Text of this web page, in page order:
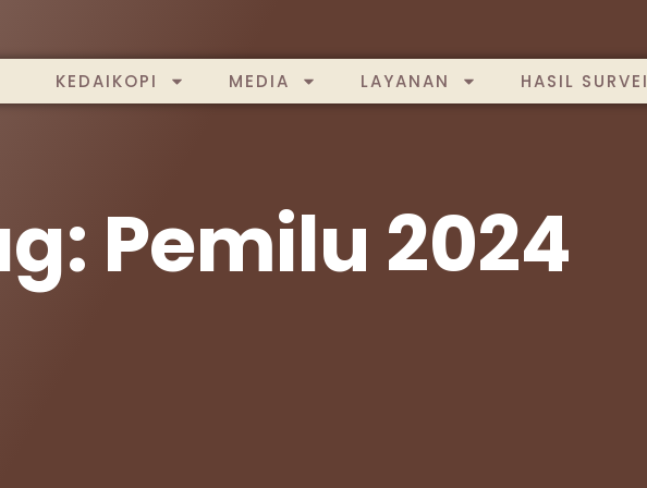
KEDAIKOPI MEDIA LAYANAN HASIL SURVEI
Pemilu 2024